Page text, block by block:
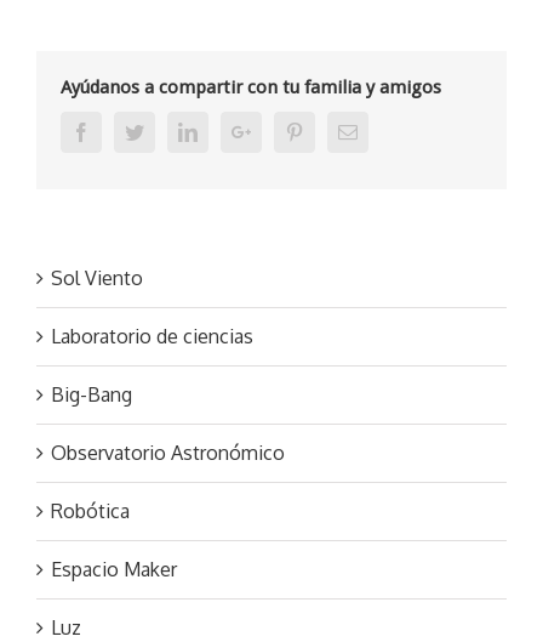
Ayúdanos a compartir con tu familia y amigos
FacebookTwitterLinkedinGoogle+ PinterestEmail
Sol Viento
Laboratorio de ciencias
Big-Bang
Observatorio Astronómico
Robótica
Espacio Maker
Luz